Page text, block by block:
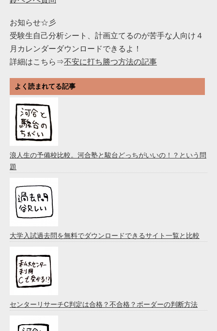
お知らせ☆彡
受験生自己分析シート、計画立てるのが苦手な人向け４
月カレンダーダウンロードできるよ！
詳細はこちら⇒不安に打ち勝つ方法の記事
よく読まれてる記事
浪人生の予備校比較。河合塾と駿台どっちがいいの！？という問
題
大学入試過去問を無料でダウンロードできるサイト一覧と比較
センターリサーチC判定は合格？不合格？ボーダーの判断方法